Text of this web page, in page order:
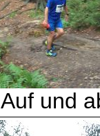
Auf und